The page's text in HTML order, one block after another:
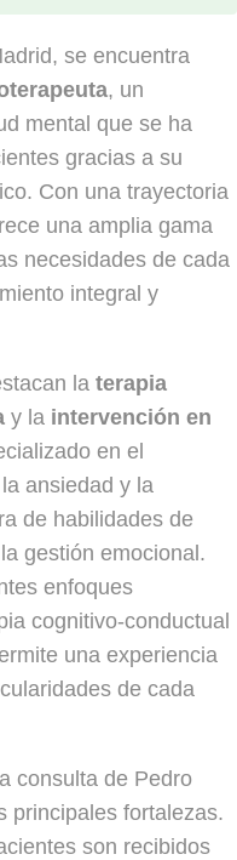
se encuentra
, un
mental que se ha
gracias a su
Con una trayectoria
una amplia gama
necesidades de cada
integral y
la terapia
y la intervención en
en el
ansiedad y la
de habilidades de
gestión emocional.
enfoques
cognitivo-conductual
una experiencia
de cada
consulta de Pedro
principales fortalezas.
son recibidos